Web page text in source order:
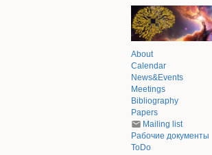
About
Calendar
News&Events
Meetings
Bibliography
Papers
Mailing list
Рабочие документы
ToDo